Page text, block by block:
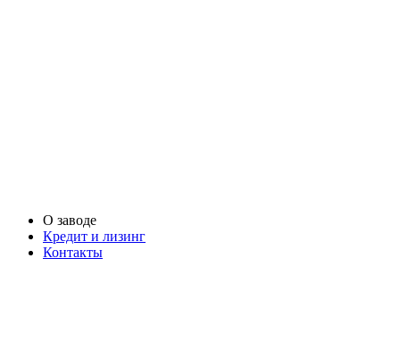
О заводе
Кредит и лизинг
Контакты